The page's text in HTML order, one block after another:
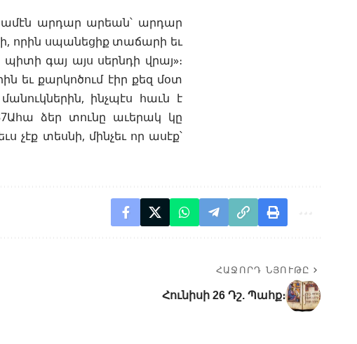
ամէն արդար արեան՝ արդար
որին սպանեցիք տաճարի եւ
գայ այս սերնդի վրայ»։
եւ քարկոծում էիր քեզ մօտ
ինչպէս հաւն է
ձեր տունը աւերակ կը
չէք տեսնի, մինչեւ որ ասէք՝
ՀԱՋՈՐԴ ՆՅՈՒԹԸ
Հունիսի 26 Դշ. Պահք։